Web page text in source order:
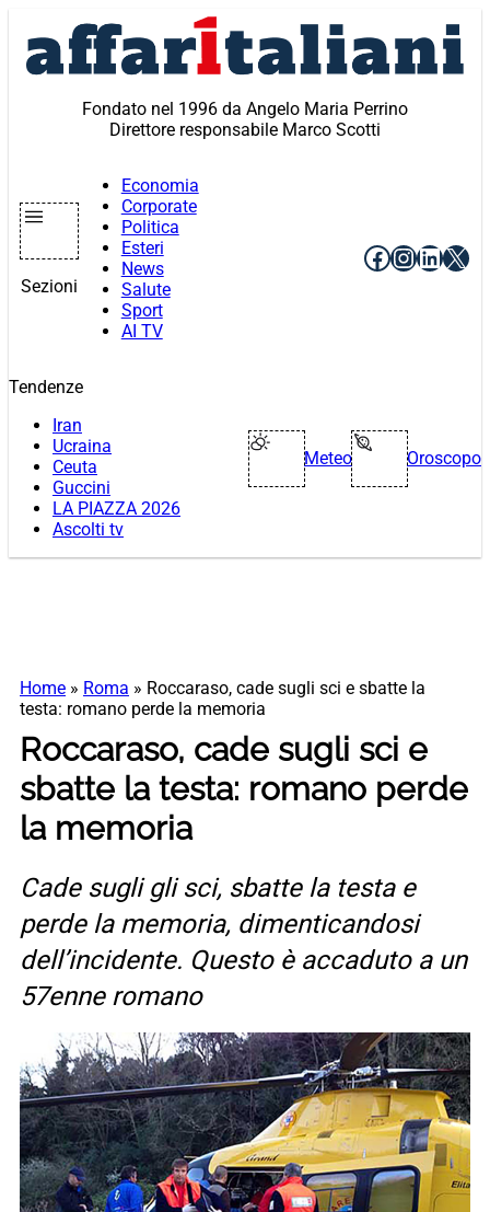
contenuto
Fondato nel 1996 da Angelo Maria Perrino
Direttore responsabile Marco Scotti
Sezioni
Economia
Corporate
Politica
Esteri
News
Salute
Sport
AI TV
Facebook
X
Tendenze
Iran
Ucraina
Ceuta
Guccini
LA PIAZZA 2026
Ascolti tv
Meteo Oroscopo
Home » Roma » Roccaraso, cade sugli sci e sbatte la
testa: romano perde la memoria
Roccaraso, cade sugli sci e
sbatte la testa: romano perde
la memoria
Cade sugli gli sci, sbatte la testa e
perde la memoria, dimenticandosi
dell’incidente. Questo è accaduto a un
57enne romano